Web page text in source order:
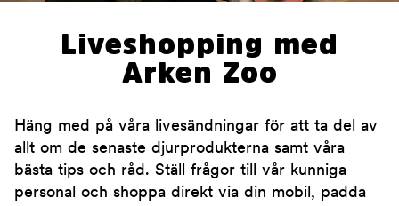
Liveshopping med
Arken Zoo
Häng med på våra livesändningar för att ta del av
allt om de senaste djurprodukterna samt våra
bästa tips och råd. Ställ frågor till vår kunniga
personal och shoppa direkt via din mobil, padda